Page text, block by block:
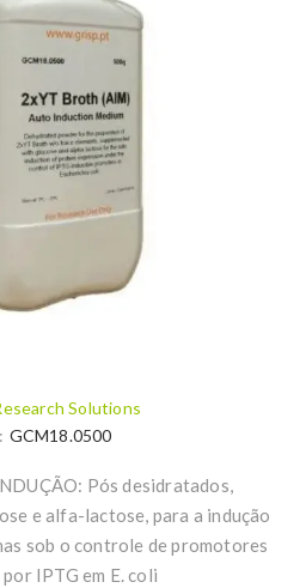
Solutions
GCM18.0500
Pós desidratados,
e alfa-lactose, para a indução
sob o controle de promotores
IPTG em E. coli